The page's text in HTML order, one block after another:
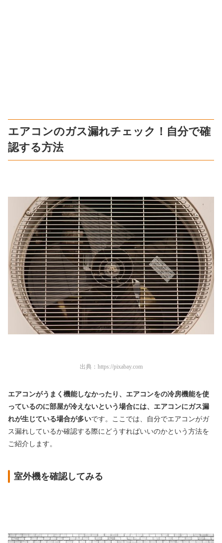
エアコンのガス漏れチェック！自分で確
認する方法
出典： https://pixabay.com
エアコンがうまく機能しなかったり、エアコンをの冷房機能を使
っているのに部屋が冷えないという場合には、エアコンにガス漏
れが生じている場合が多いです。ここでは、自分でエアコンがガ
ス漏れしているか確認する際にどうすればいいのかという方法を
ご紹介します。
室外機を確認してみる